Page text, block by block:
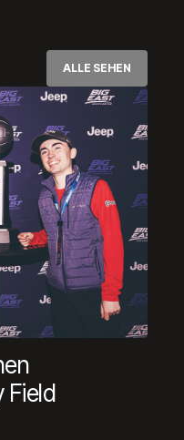
ALLE SEHEN
Field